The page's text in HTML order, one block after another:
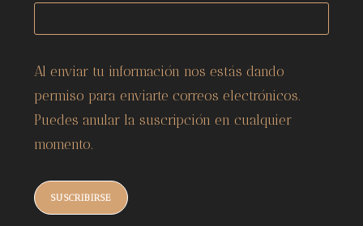
Al enviar tu información nos estás dando
permiso para enviarte correos electrónicos.
Puedes anular la suscripción en cualquier
momento.
SUSCRIBIRSE